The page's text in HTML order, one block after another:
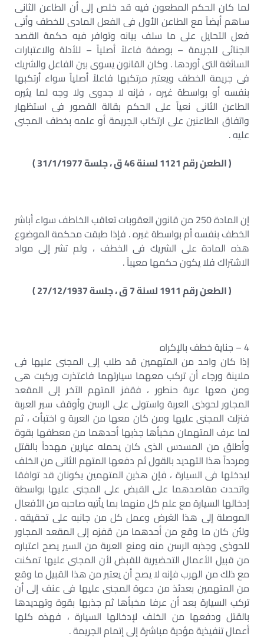
لما كان الحكم المطعون فيه قد خلص إلى أن الطاعن الثانى
ساهم أيضاً مع الطاعن الأول فى الفعل المادى للخطف وأتى
فعل التحايل على ما سلف بيانه وتوافر فيه حكمة القصد
الجنائى للجريمة – بوصفة فاعلاً أصلياً – للأدلة والاعتبارات
السائغة التى أوردها . وكان القانون يسوى بين الفاعل والشريك
فى جريمة الخطف ويعتبر مرتكبها فاعلاً أصلياً سواء أرتكبها
بنفسه أو بواسطة غيره ، فإنه لا جدوى ولا وجه لما يثيره
الطاعن الثانى نعياً على الحكم بقالة القصور فى استظهار
واتفاق الطاعنين على ارتكاب الجريمة أو علمه بخطف المجنى
عليه .
( الطعن رقم 1121 لسنة 46 ق ، جلسة 31/1/1977 )
إن المادة 250 من قانون العقوبات تعاقب الخاطف سواء أباشر
الخطف بنفسه أم بواسطة غيره . فإذا طبقت محكمة الموضوع
هذه المادة على الشريك فى الخطف ، ولم تشر إلى مواد
الاشتراك فلا يكون حكمها معيباً .
( الطعن رقم 1911 لسنة 7 ق ، جلسة 27/12/1937 )
4 – جناية خطف بالإكراه
إذا كان واحد من المتهمين قد طلب إلى المجنى عليها فى
ملاينة ورجاء أن تركب معهما سيارتهما فاعتذرت وركبت هى
ومن معها عربة حنطور ، فقفز المتهم الآخر إلى المقعد
المجاور لحوذى العربة واستولى على الرسن وأوقف سير العربة
فنزلت المجنى عليها ومن كان معها من العربة و اختبأت ، ثم
لما عرف المتهمان مخبأها جذبها أحدهما من معطفها بقوة
وأطلق من المسدس الذى كان يحمله عيارين مهدداً بالقتل
ومردداً هذا التهديد بالقول ثم دفعها المتهم الثانى من الخلف
ليدخلها فى السيارة ، فإن هذين المتهمين يكونان قد توافقا
واتحدت مقاصدهما على القبض على المجنى عليها بواسطة
إدخالها السيارة مع علم كل منهما بما يأتيه صاحبه من الأفعال
الموصلة إلى هذا الغرض وعمل كل من جانبه على تحقيقه .
ولئن كان ما وقع من أحدهما من قفزه إلى المقعد المجاور
للحوذى وجذبه الرسن منه ومنع العربة من السير يصح اعتباره
من قبيل الأعمال التحضيرية للقبض لأن المجنى عليها تمكنت
مع ذلك من الهرب فإنه لا يصح أن يعتبر من هذا القبيل ما وقع
من المتهمين بعدئذ من دعوة المجنى عليها فى عنف إلى أن
تركب السيارة بعد أن عرفا مخبأها ثم جذبها بقوة وتهديدها
بالقتل ودفعها من الخلف لإدخالها السيارة ، فهذه كلها
أعمال تنفيذية مؤدية مباشرة إلى إتمام الجريمة .